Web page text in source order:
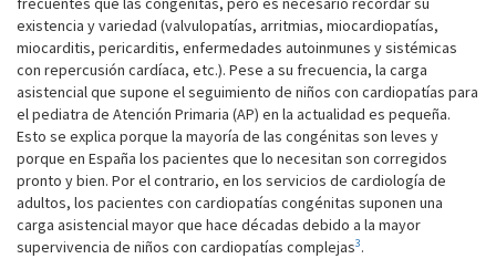
existencia y variedad (valvulopatías, arritmias, miocardiopatías,
miocarditis, pericarditis, enfermedades autoinmunes y sistémicas
con repercusión cardíaca, etc.). Pese a su frecuencia, la carga
asistencial que supone el seguimiento de niños con cardiopatías para
el pediatra de Atención Primaria (AP) en la actualidad es pequeña.
Esto se explica porque la mayoría de las congénitas son leves y
porque en España los pacientes que lo necesitan son corregidos
pronto y bien. Por el contrario, en los servicios de cardiología de
adultos, los pacientes con cardiopatías congénitas suponen una
carga asistencial mayor que hace décadas debido a la mayor
supervivencia de niños con cardiopatías complejas3.